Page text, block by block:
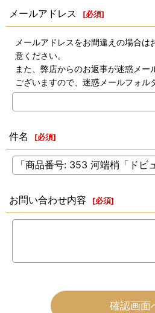
メールアドレス [必須]
メールアドレスをお間違えの場合は
意ください。
また、弊店からのお返事が迷惑メー
ございますので、迷惑メールフォル
件名 [必須]
お問い合わせ内容 [必須]
確認画面